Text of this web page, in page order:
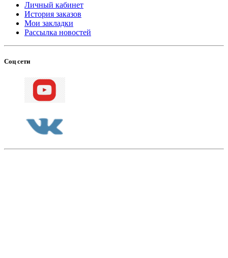
Личный кабинет
История заказов
Мои закладки
Рассылка новостей
Соц сети